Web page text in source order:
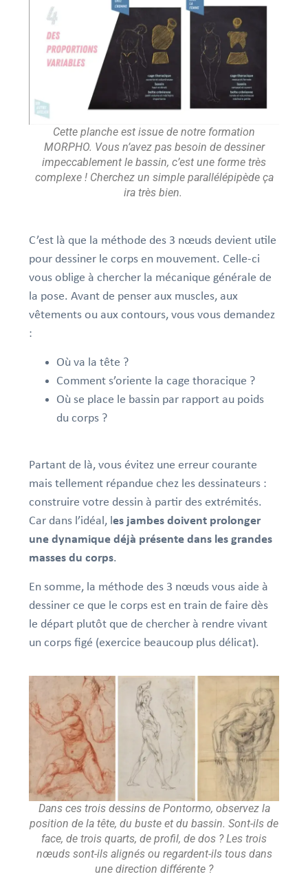
Cette planche est issue de notre formation
MORPHO. Vous n’avez pas besoin de dessiner
impeccablement le bassin, c’est une forme très
complexe ! Cherchez un simple parallélépipède ça
ira très bien.
C’est là que la méthode des 3 nœuds devient utile
pour dessiner le corps en mouvement. Celle-ci
vous oblige à chercher la mécanique générale de
la pose. Avant de penser aux muscles, aux
vêtements ou aux contours, vous vous demandez
:
Où va la tête ?
Comment s’oriente la cage thoracique ?
Où se place le bassin par rapport au poids
du corps ?
Partant de là, vous évitez une erreur courante
mais tellement répandue chez les dessinateurs :
construire votre dessin à partir des extrémités.
Car dans l’idéal, les jambes doivent prolonger
une dynamique déjà présente dans les grandes
masses du corps.
En somme, la méthode des 3 nœuds vous aide à
dessiner ce que le corps est en train de faire dès
le départ plutôt que de chercher à rendre vivant
un corps figé (exercice beaucoup plus délicat).
Dans ces trois dessins de Pontormo, observez la
position de la tête, du buste et du bassin. Sont-ils de
face, de trois quarts, de profil, de dos ? Les trois
nœuds sont-ils alignés ou regardent-ils tous dans
une direction différente ?